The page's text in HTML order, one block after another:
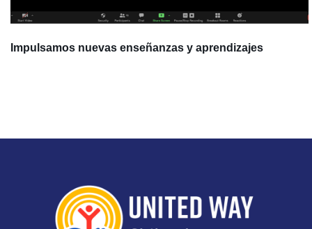
Impulsamos nuevas enseñanzas y aprendizajes